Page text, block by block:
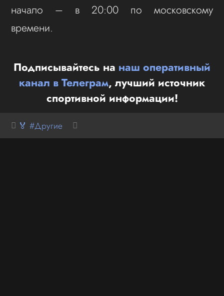
начало – в 20:00 по московскому
времени.
Подписывайтесь на наш оперативный
канал в Телеграм, лучший источник
спортивной информации!
🏅 #Другие